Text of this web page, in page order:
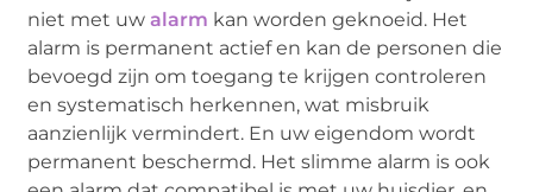
niet met uwalarm kan worden geknoeid. Het
alarm is permanent actief en kan de personen die
bevoegd zijn om toegang te krijgen controleren
en systematisch herkennen, wat misbruik
aanzienlijk vermindert. En uw eigendom wordt
permanent beschermd. Het slimme alarm is ook